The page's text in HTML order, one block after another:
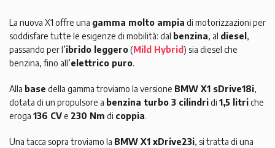
La nuova X1 offre una gamma molto ampia di motorizzazioni per
soddisfare tutte le esigenze di mobilità: dal benzina, al diesel ,
passando per l’ibrido leggero(Mild Hybrid) sia diesel che
benzina, fino all’elettrico puro.
Alla base della gamma troviamo la versione BMW X1 sDrive18i,
dotata di un propulsore a benzina turbo 3 cilindridi 1,5 litriche
eroga 136 CVe 230 Nm di coppia.
Una tacca sopra troviamo la BMW X1 xDrive23i, si tratta di una